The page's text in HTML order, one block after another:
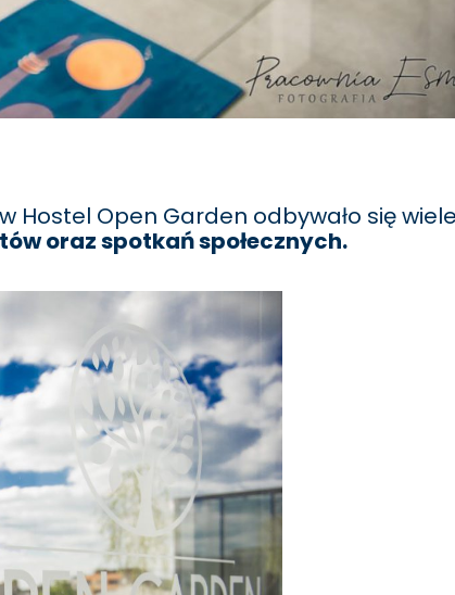
Hostel Open Garden odbywało się
oraz spotkań społecznych.